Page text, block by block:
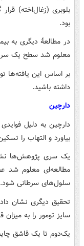
بود.
در مطالعهٔ دیگری به
معلوم شد سطح یک سری
بر اساس این یافته‌ها
داشته باشید.
دارچین
دارچین به دلیل
بیاورد و التهاب را
یک سری پژوهش‌ها
مطالعه‌ای معلوم شد
سلول‌های سرطانی شود.
تحقیق دیگری نشان
سایز تومور را به
یک‌دوم تا یک قاشق چایخوری (۲ تا ۴ گرم) دارچین را هر روز در رژیم